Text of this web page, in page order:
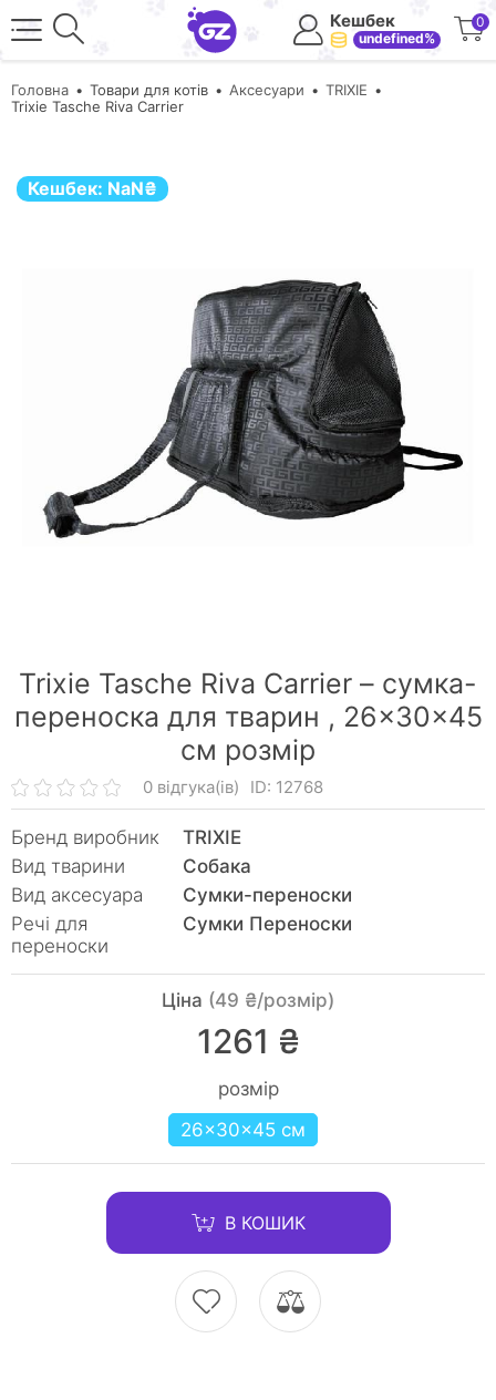
Кешбек
undefined%
0
Головна Товари для котів Аксесуари
TRIXIE
Trixie Tasche Riva Carrier
Кешбек: NaN₴
Trixie Tasche Riva Carrier – сумка-
переноска для тварин , 26×30×45
см розмір
0 відгука(ів) ID: 12768
Бренд виробник
TRIXIE
Вид тварини
Собака
Вид аксесуара
Сумки-переноски
Речі для
переноски
Сумки Переноски
Ціна (49 ₴/розмір)
1261 ₴
розмір
26×30×45 см
В КОШИК